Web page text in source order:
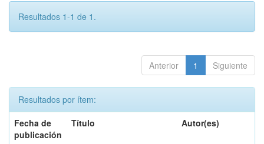
Resultados 1-1 de 1.
Anterior 1 Siguiente
Resultados por ítem:
Fecha de
publicación
Título Autor(es)